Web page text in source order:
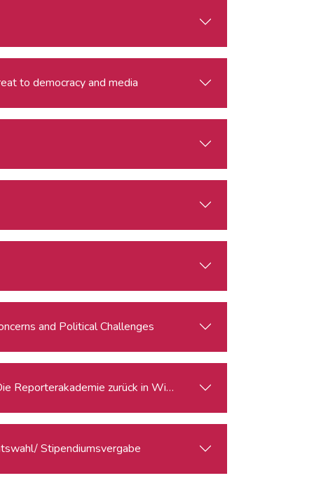
to democracy and media
and Political Challenges
Reporterakademie zurück in Wien
Stipendiumsvergabe